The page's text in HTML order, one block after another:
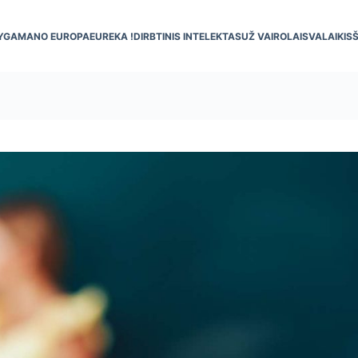
MANO EUROPAEUREKA !DIRBTINIS INTELEKTASUŽ VAIROLAISVALAIKIS